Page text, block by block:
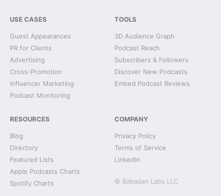
USE CASES
Guest Appearances
PR for Clients
Advertising
Cross-Promotion
Influencer Marketing
Podcast Monitoring
TOOLS
3D Audience Graph
Podcast Reach
Subscribers & Followers
Discover New Podcasts
Embed Podcast Reviews
RESOURCES
Blog
Directory
Featured Lists
Apple Podcasts Charts
Spotify Charts
COMPANY
Privacy Policy
Terms of Service
LinkedIn
© Babadan Labs LLC